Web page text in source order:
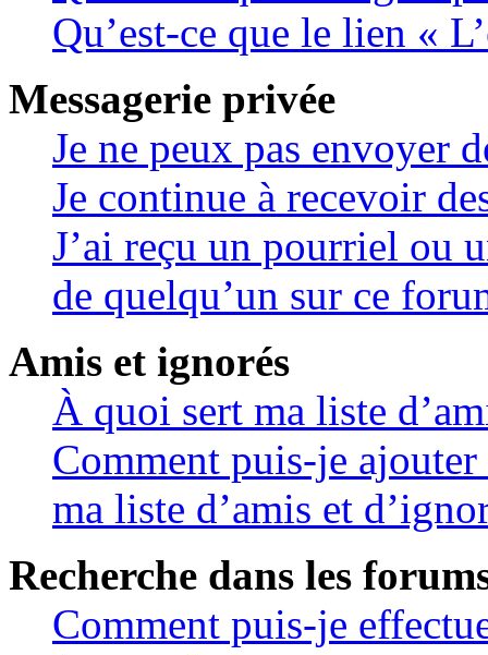
Qu’est-ce que le lien «
Messagerie privée
Je ne peux pas envoyer
Je continue à recevoir
J’ai reçu un pourriel ou
de quelqu’un sur ce
Amis et ignorés
À quoi sert ma liste
Comment puis-je
ma liste d’amis et
Recherche dans les
Comment puis-je